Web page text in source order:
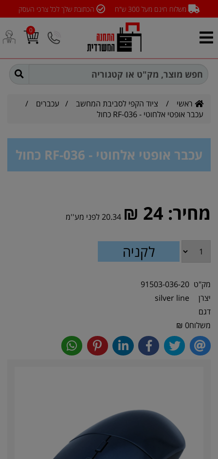
משלוח חינם מעל 300 ש"ח הכתובת שלך לכל צרכי העסק
0
ראשי / ציוד הקפי לסביבת המחשב / עכברים /
עכבר אופטי אלחוטי - RF-036 כחול
עכבר אופטי אלחוטי - RF-036 כחול
מחיר: 24 ₪ 20.34 לפני מע''מ
מק"ט 91503-036-20
יצרן
silver line
דגם
משלוח0 ₪